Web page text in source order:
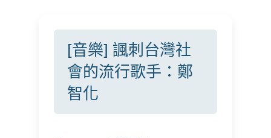
[音樂] 諷刺台灣社
會的流行歌手：鄭
智化